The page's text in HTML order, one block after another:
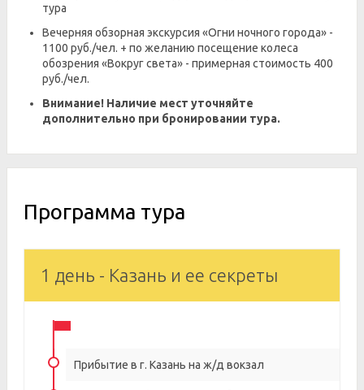
тура
Вечерняя обзорная экскурсия «Огни ночного города» -
1100 руб./чел. + по желанию посещение колеса
обозрения «Вокруг света» - примерная стоимость 400
руб./чел.
Внимание! Наличие мест уточняйте
дополнительно при бронировании тура.
Программа тура
1 день - Казань и ее секреты
Прибытие в г. Казань на ж/д вокзал